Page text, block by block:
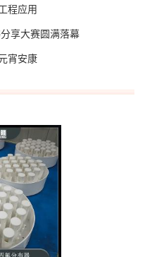
程应用
享大赛圆满落幕
宵安康